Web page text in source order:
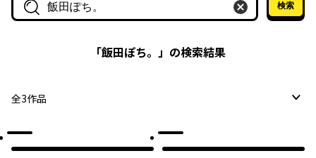
作品名・作家名で探す
検索
「飯田ぽち。 」の検索結果
全3作品